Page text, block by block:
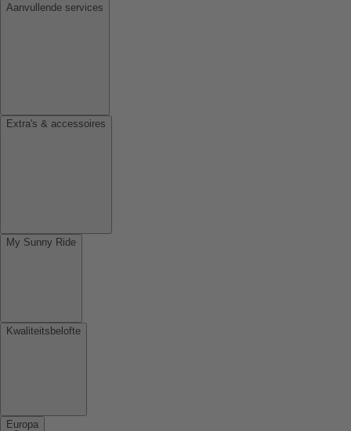
Aanvullende services
Extra's & accessoires
My Sunny Ride
Kwaliteitsbelofte
Europa